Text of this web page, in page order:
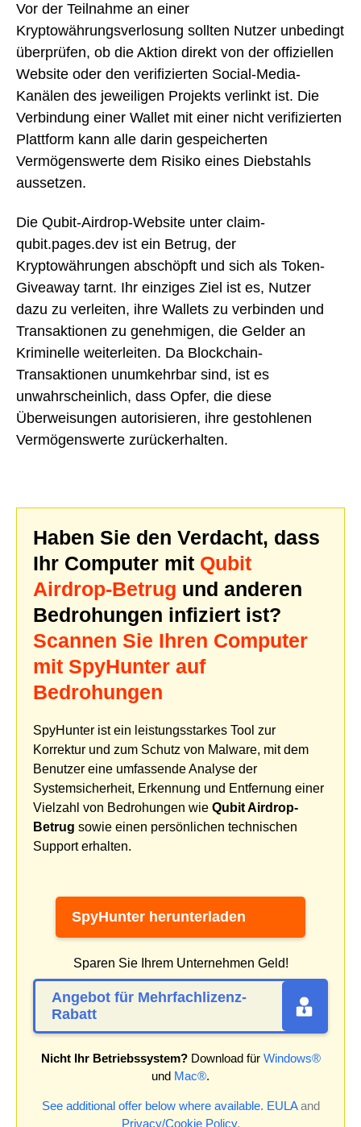
Vor der Teilnahme an einer
Kryptowährungsverlosung sollten Nutzer unbedingt
überprüfen, ob die Aktion direkt von der offiziellen
Website oder den verifizierten Social-Media-
Kanälen des jeweiligen Projekts verlinkt ist. Die
Verbindung einer Wallet mit einer nicht verifizierten
Plattform kann alle darin gespeicherten
Vermögenswerte dem Risiko eines Diebstahls
aussetzen.
Die Qubit-Airdrop-Website unter claim-
qubit.pages.dev ist ein Betrug, der
Kryptowährungen abschöpft und sich als Token-
Giveaway tarnt. Ihr einziges Ziel ist es, Nutzer
dazu zu verleiten, ihre Wallets zu verbinden und
Transaktionen zu genehmigen, die Gelder an
Kriminelle weiterleiten. Da Blockchain-
Transaktionen unumkehrbar sind, ist es
unwahrscheinlich, dass Opfer, die diese
Überweisungen autorisieren, ihre gestohlenen
Vermögenswerte zurückerhalten.
Haben Sie den Verdacht, dass
Ihr Computer mit Qubit
Airdrop-Betrug und anderen
Bedrohungen infiziert ist?
Scannen Sie Ihren Computer
mit SpyHunter auf
Bedrohungen
SpyHunter ist ein leistungsstarkes Tool zur
Korrektur und zum Schutz von Malware, mit dem
Benutzer eine umfassende Analyse der
Systemsicherheit, Erkennung und Entfernung einer
Vielzahl von Bedrohungen wie Qubit Airdrop-
Betrug sowie einen persönlichen technischen
Support erhalten.
SpyHunter herunterladen
Sparen Sie Ihrem Unternehmen Geld!
Angebot für Mehrfachlizenz-
Rabatt
Nicht Ihr Betriebssystem?Download für Windows®
und Mac®.
See additional offer below where available. EULAand
Privacy/Cookie Policy.